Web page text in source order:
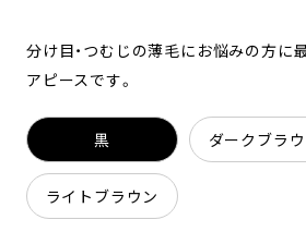
分け目・つむじの薄毛にお悩みの方に
アピースです。
黒 ダークブラ
ライトブラウン